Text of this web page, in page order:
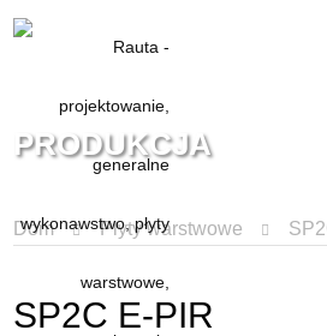
PRODUKCJA
Dom Plyty warstwowe
SP2C E-PIR